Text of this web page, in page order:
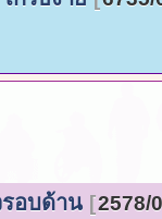
อบด้าน 2578/0